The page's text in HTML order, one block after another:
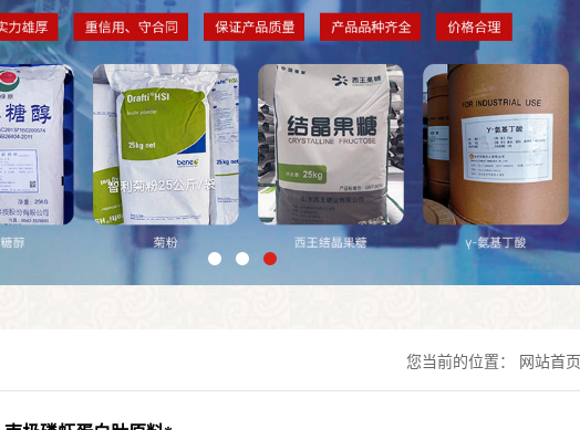
您当前的位置： 网站首页